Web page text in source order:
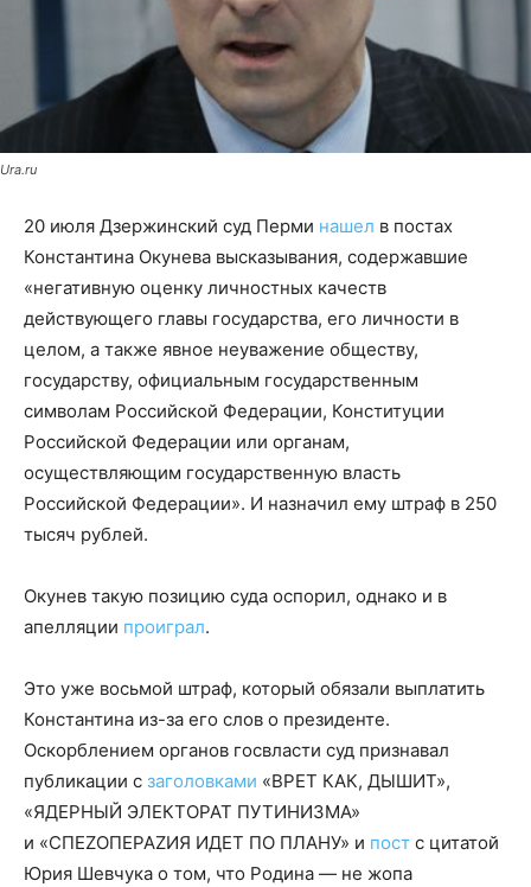
Ura.ru
20 июля Дзержинский суд Перми нашел в постах
Константина Окунева высказывания, содержавшие
«негативную оценку личностных качеств
действующего главы государства, его личности в
целом, а также явное неуважение обществу,
государству, официальным государственным
символам Российской Федерации, Конституции
Российской Федерации или органам,
осуществляющим государственную власть
Российской Федерации». И назначил ему штраф в 250
тысяч рублей.
Окунев такую позицию суда оспорил, однако и в
апелляции проиграл.
Это уже восьмой штраф, который обязали выплатить
Константина из-за его слов о президенте.
Оскорблением органов госвласти суд признавал
публикации с заголовками «ВРЕТ КАК, ДЫШИТ»,
«ЯДЕРНЫЙ ЭЛЕКТОРАТ ПУТИНИЗМА»
и «СПЕZОПЕРАZИЯ ИДЕТ ПО ПЛАНУ» и пост с цитатой
Юрия Шевчука о том, что Родина — не жопа